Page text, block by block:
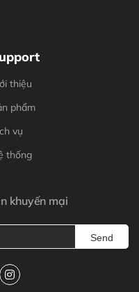
thiệu
phẩm
vụ
thống
khuyến mại
Send